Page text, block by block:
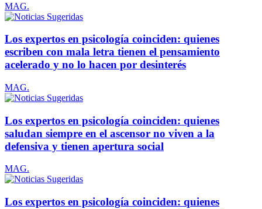
MAG.
Los expertos en psicología coinciden: quienes
escriben con mala letra tienen el pensamiento
acelerado y no lo hacen por desinterés
MAG.
Los expertos en psicología coinciden: quienes
saludan siempre en el ascensor no viven a la
defensiva y tienen apertura social
MAG.
Los expertos en psicología coinciden: quienes